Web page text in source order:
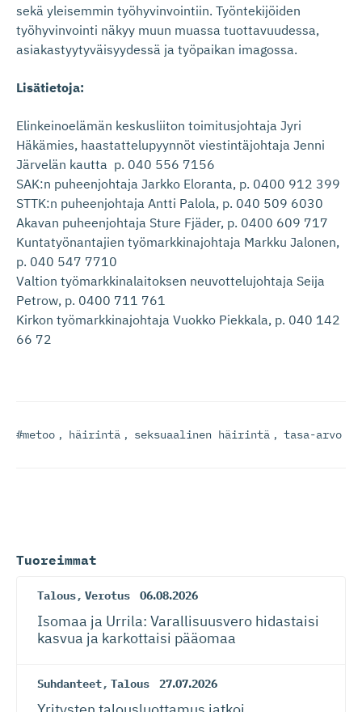
sekä yleisemmin työhyvinvointiin. Työntekijöiden
työhyvinvointi näkyy muun muassa tuottavuudessa,
asiakastyytyväisyydessä ja työpaikan imagossa.
Lisätietoja:
Elinkeinoelämän keskusliiton toimitusjohtaja Jyri
Häkämies, haastattelupyynnöt viestintäjohtaja Jenni
Järvelän kautta p. 040 556 7156
SAK:n puheenjohtaja Jarkko Eloranta, p. 0400 912 399
STTK:n puheenjohtaja Antti Palola, p. 040 509 6030
Akavan puheenjohtaja Sture Fjäder, p. 0400 609 717
Kuntatyönantajien työmarkkinajohtaja Markku Jalonen,
p. 040 547 7710
Valtion työmarkkinalaitoksen neuvottelujohtaja Seija
Petrow, p. 0400 711 761
Kirkon työmarkkinajohtaja Vuokko Piekkala, p. 040 142
66 72
#metoo , häirintä , seksuaalinen häirintä , tasa-arvo
Tuoreimmat
Talous, Verotus 06.08.2026
Isomaa ja Urrila: Varallisuusvero hidastaisi
kasvua ja karkottaisi pääomaa
Suhdanteet, Talous 27.07.2026